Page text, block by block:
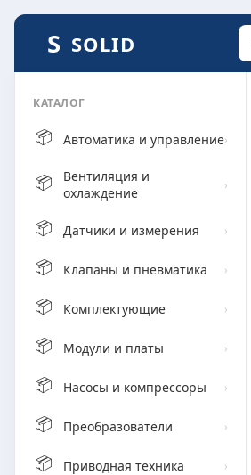
SOLID
КАТАЛОГ
📦 Автоматика и управление›
📦
Вентиляция и
охлаждение
›
📦 Датчики и измерения ›
📦 Клапаны и пневматика ›
📦 Комплектующие ›
📦 Модули и платы ›
📦 Насосы и компрессоры ›
📦 Преобразователи ›
📦 Приводная техника ›